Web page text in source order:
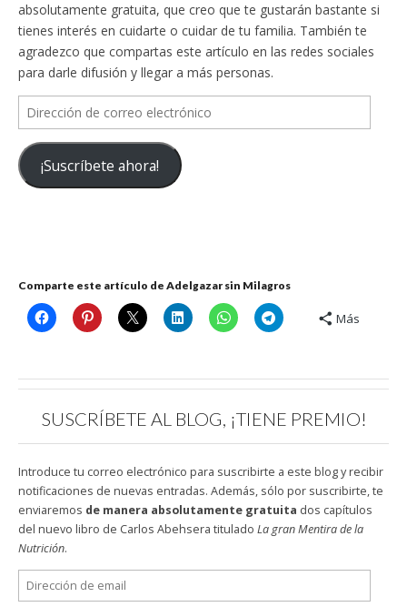
absolutamente gratuita, que creo que te gustarán bastante si
tienes interés en cuidarte o cuidar de tu familia. También te
agradezco que compartas este artículo en las redes sociales
para darle difusión y llegar a más personas.
Dirección
de
correo
electrónico
¡Suscríbete ahora!
Comparte este artículo de Adelgazar sin Milagros
Más
SUSCRÍBETE AL BLOG, ¡TIENE PREMIO!
Introduce tu correo electrónico para suscribirte a este blog y recibir
notificaciones de nuevas entradas. Además, sólo por suscribirte, te
enviaremos de manera absolutamente gratuita dos capítulos
del nuevo libro de Carlos Abehsera titulado La gran Mentira de la
Nutrición.
Dirección
de